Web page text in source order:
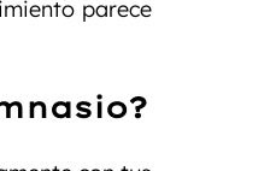
parece